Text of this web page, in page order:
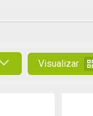
Visualizar